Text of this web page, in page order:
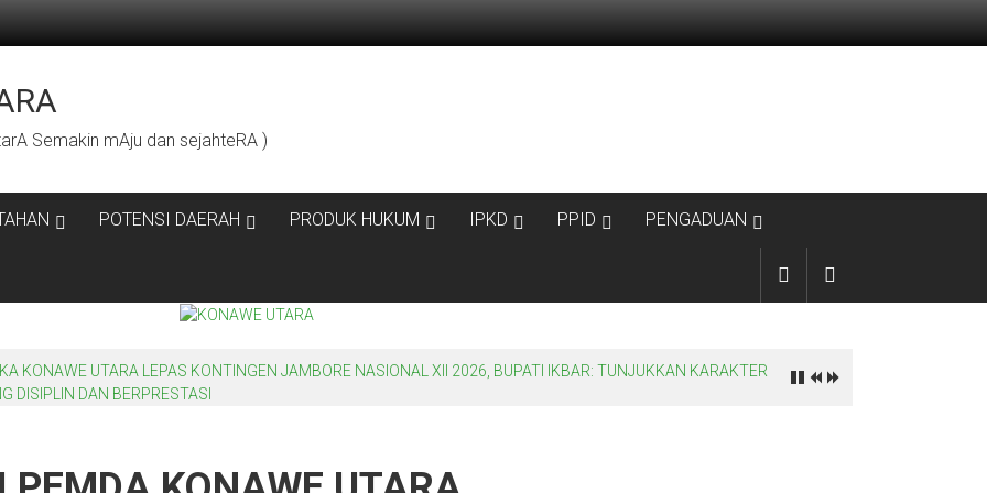
Semakin mAju dan sejahteRA )
POTENSI DAERAH PRODUK HUKUM IPKD PPID PENGADUAN
KONAWE UTARA LEPAS KONTINGEN JAMBORE NASIONAL XII 2026, BUPATI IKBAR: TUNJUKKAN KARAKTER
DISIPLIN DAN BERPRESTASI